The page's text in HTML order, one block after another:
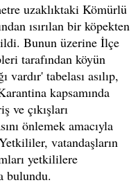
uzaklıktaki Kömürlü
ısırılan bir köpekten
Bunun üzerine İlçe
tarafından köyün
tabelası asılıp,
kapsamında
ve çıkışları
önlemek amacıyla
vatandaşların
yetkililere
bulundu.